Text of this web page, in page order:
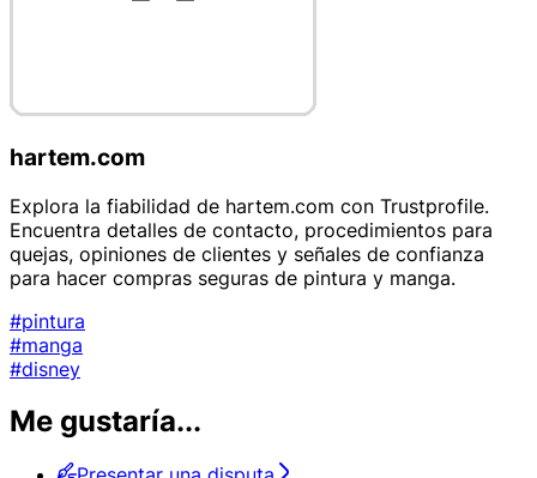
hartem.com
Explora la fiabilidad de hartem.com con Trustprofile.
Encuentra detalles de contacto, procedimientos para
quejas, opiniones de clientes y señales de confianza
para hacer compras seguras de pintura y manga.
#pintura
#manga
#disney
Me gustaría...